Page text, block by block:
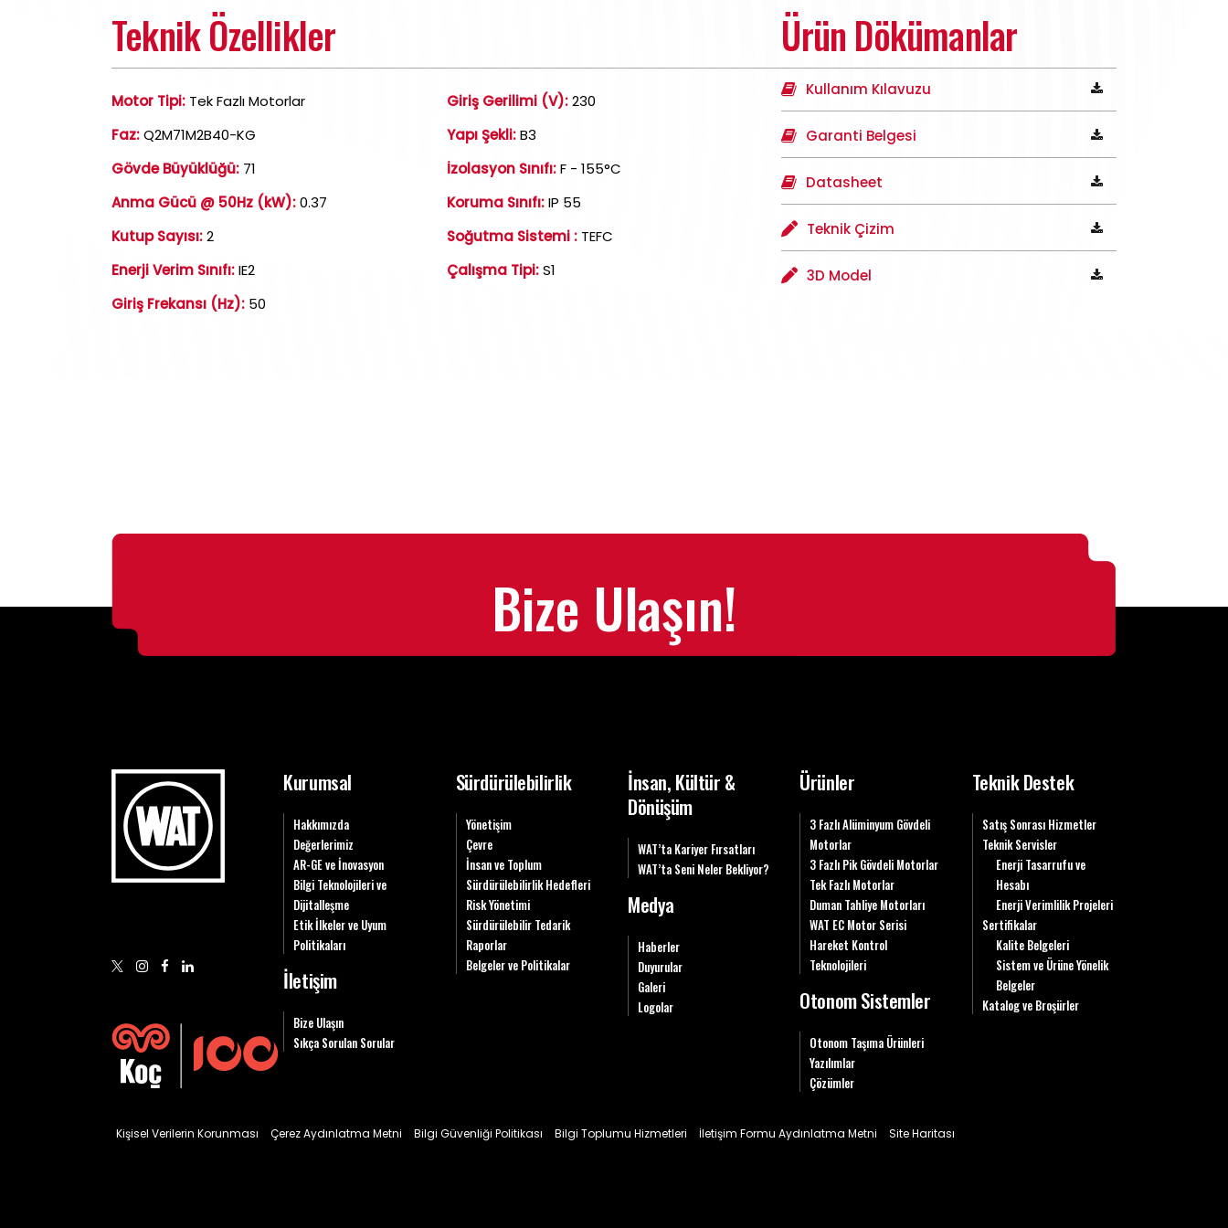
Teknik Özellikler
Motor Tipi: Tek Fazlı Motorlar
Faz:Q2M71M2B40-KG
Gövde Büyüklüğü: 71
Anma Gücü @ 50Hz (kW):0.37
Kutup Sayısı:2
Enerji Verim Sınıfı:IE2
Giriş Frekansı (Hz): 50
Giriş Gerilimi (V):230
Yapı Şekli:B3
İzolasyon Sınıfı:F - 155°C
Koruma Sınıfı:IP 55
Soğutma Sistemi :TEFC
Çalışma Tipi:S1
Ürün Dökümanlar
Kullanım Kılavuzu
Garanti Belgesi
Datasheet
Teknik Çizim
3D Model
Bize Ulaşın!
Kurumsal
Hakkımızda
Değerlerimiz
AR-GE ve İnovasyon
Bilgi Teknolojileri ve
Dijitalleşme
Etik İlkeler ve Uyum
Politikaları
İletişim
Bize Ulaşın
Sıkça Sorulan Sorular
Sürdürülebilirlik
Yönetişim
Çevre
İnsan ve Toplum
Sürdürülebilirlik Hedefleri
Risk Yönetimi
Sürdürülebilir Tedarik
Raporlar
Belgeler ve Politikalar
İnsan, Kültür &
Dönüşüm
WAT’ta Kariyer Fırsatları
WAT’ta Seni Neler Bekliyor?
Medya
Haberler
Duyurular
Galeri
Logolar
Ürünler
3 Fazlı Alüminyum Gövdeli
Motorlar
3 Fazlı Pik Gövdeli Motorlar
Tek Fazlı Motorlar
Duman Tahliye Motorları
WAT EC Motor Serisi
Hareket Kontrol
Teknolojileri
Otonom Sistemler
Otonom Taşıma Ürünleri
Yazılımlar
Çözümler
Teknik Destek
Satış Sonrası Hizmetler
Teknik Servisler
Enerji Tasarrufu ve
Hesabı
Enerji Verimlilik Projeleri
Sertifikalar
Kalite Belgeleri
Sistem ve Ürüne Yönelik
Belgeler
Katalog ve Broşürler
Kişisel Verilerin Korunması Çerez Aydınlatma Metni Bilgi Güvenliği Politikası Bilgi Toplumu Hizmetleri İletişim Formu Aydınlatma Metni Site Haritası